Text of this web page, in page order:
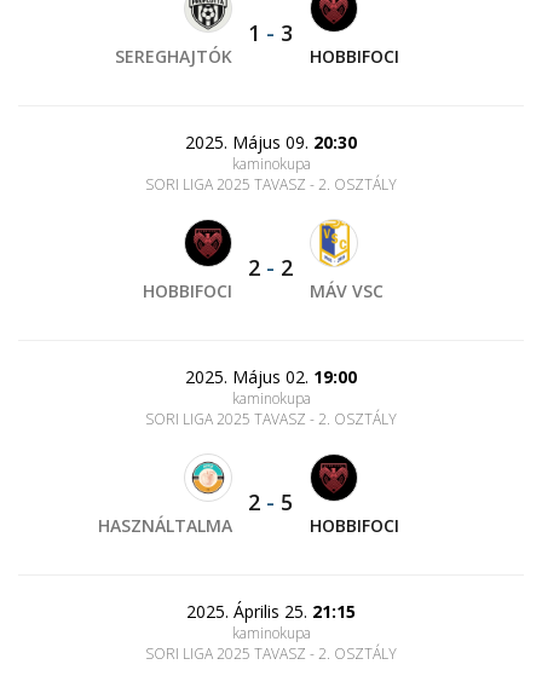
SEREGHAJTÓK
1 - 3
HOBBIFOCI
2025. Május 09. 20:30
kaminokupa
SORI LIGA 2025 TAVASZ - 2. OSZTÁLY
HOBBIFOCI
2 - 2
MÁV VSC
2025. Május 02. 19:00
kaminokupa
SORI LIGA 2025 TAVASZ - 2. OSZTÁLY
HASZNÁLTALMA
2 - 5
HOBBIFOCI
2025. Április 25. 21:15
kaminokupa
SORI LIGA 2025 TAVASZ - 2. OSZTÁLY